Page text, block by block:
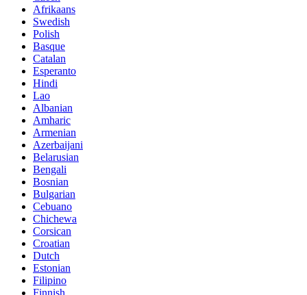
Afrikaans
Swedish
Polish
Basque
Catalan
Esperanto
Hindi
Lao
Albanian
Amharic
Armenian
Azerbaijani
Belarusian
Bengali
Bosnian
Bulgarian
Cebuano
Chichewa
Corsican
Croatian
Dutch
Estonian
Filipino